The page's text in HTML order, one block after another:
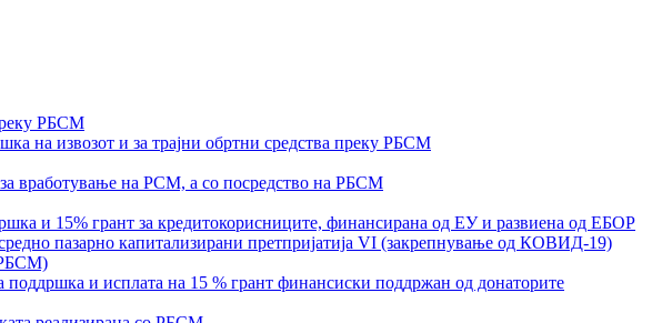
РБСМ
на извозот и за трајни обртни средства преку РБСМ
вработување на РСМ, а со посредство на РБСМ
и 15% грант за кредитокорисниците, финансирана од ЕУ и развиена од ЕБОР
пазарно капитализирани претпријатија VI (закрепнување од КОВИД-19)
и исплата на 15 % грант финансиски поддржан од донаторите